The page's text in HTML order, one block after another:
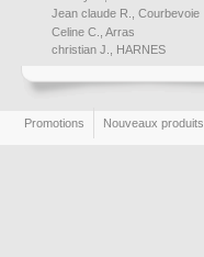
Jean claude R., Courbevoie
Celine C., Arras
christian J., HARNES
Promotions Nouveaux produits